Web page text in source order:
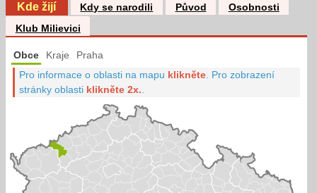
Kde žijí Kdy se narodili Původ
Osobnosti
Klub Milievici
Obce Kraje Praha
Pro informace o oblasti na mapu klikněte Pro zobrazení
stránky oblasti klikněte 2x.